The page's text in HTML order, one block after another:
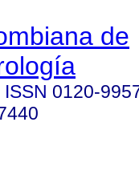
de
ISSN 0120-